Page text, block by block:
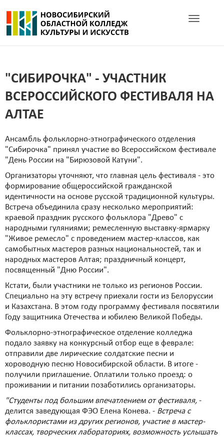
Toggle
"СИБИРОЧКА" - УЧАСТНИК
ВСЕРОССИЙСКОГО ФЕСТИВАЛЯ НА
АЛТАЕ
Ансамбль фольклорно-этнографического отделения
"Сибирочка" принял участие во Всероссийском фестивале
"День России на "Бирюзовой Катуни".
Организаторы уточняют, что главная цель фестиваля - это
формирование общероссийской гражданской
идентичности на основе русской традиционной культуры.
Встреча объединила сразу несколько мероприятий:
краевой праздник русского фольклора "Древо" с
народными гуляниями; ремесленную выставку-ярмарку
"Живое ремесло" с проведением мастер-классов, как
самобытных мастеров разных национальностей, так и
народных мастеров Алтая; праздничный концерт,
посвященный "Дню России".
Кстати, были участники не только из регионов России.
Специально на эту встречу приехали гости из Белоруссии
и Казахстана. В этом году программу фестиваля посвятили
Году защитника Отечества и юбилею Великой Победы.
Фольклорно-этнографическое отделение колледжа
подало заявку на конкурсный отбор еще в феврале:
отправили две лирические солдатские песни и
хороводную песню Новосибирской области. В итоге -
получили приглашение. Оплатили только проезд: о
проживании и питании позаботились организаторы.
"Студенты под большим впечатлением от фестиваля, -
делится заведующая ФЭО Елена Конева. - Встреча с
фольклористами из других регионов, участие в мастер-
классах, творческих лабораториях, возможность услышать